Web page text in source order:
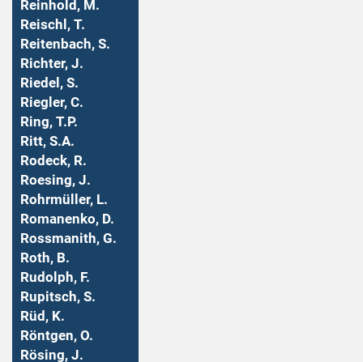
Reinhold, M.
Reischl, T.
Reitenbach, S.
Richter, J.
Riedel, S.
Riegler, C.
Ring, T.P.
Ritt, S.A.
Rodeck, R.
Roesing, J.
Rohrmüller, L.
Romanenko, D.
Rossmanith, G.
Roth, B.
Rudolph, F.
Rupitsch, S.
Rüd, K.
Röntgen, O.
Rösing, J.